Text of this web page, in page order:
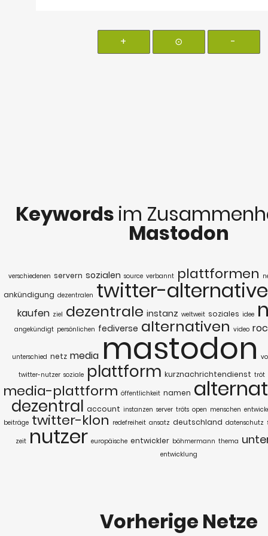
+ ⊙ -
Keywords im
Mastodon
verschiedenen servern sozialen source verbannt plattformen
ankündigung dezentralen twitter-alternative
kaufen ziel dezentrale instanz weltweit soziales idee
angekündigt persönlichen fediverse alternativen video
unterschied netz media mastodon
twitter-nutzer soziale plattform kurznachrichtendienst tröt
media-plattform öffentlichkeit namen
dezentral account instanzen server tröts open menschen
beiträge twitter-klon redefreiheit ansatz deutschland datenschutz
zeit nutzer europäische entwickler böhmermann thema
entwicklung
Vorherige Netze